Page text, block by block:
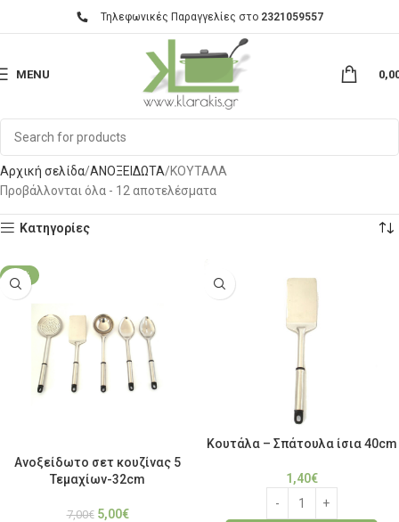
Τηλεφωνικές Παραγγελίες στο 2321059557
MENU
Αρχική σελίδα ΑΝΟΞΕΙΔΩΤΑ ΚΟΥΤΑΛΑ
Προβάλλονται όλα - 12 αποτελέσματα
Κατηγορίες
-29%
Ανοξείδωτο σετ κουζίνας 5
Τεμαχίων-32cm
7,00€ 5,00€
Κουτάλα – Σπάτουλα ίσια 40cm
1,40€